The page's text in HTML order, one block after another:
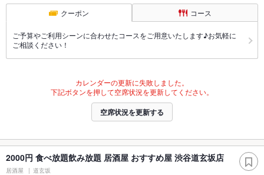
クーポン コース
ご予算やご利用シーンに合わせたコースをご用意いたします♪お気軽に
ご相談ください！
カレンダーの更新に失敗しました。
下記ボタンを押して空席状況を更新してください。
空席状況を更新する
2000円 食べ放題飲み放題 居酒屋 おすすめ屋 渋谷道玄坂店
居酒屋 道玄坂